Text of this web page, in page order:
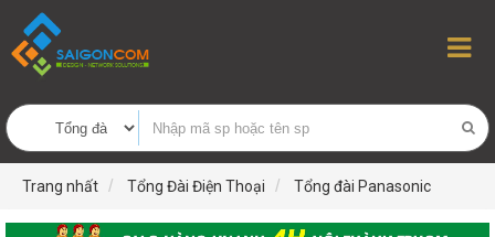
Trang nhất Tổng Đài Điện Thoại Tổng đài Panasonic